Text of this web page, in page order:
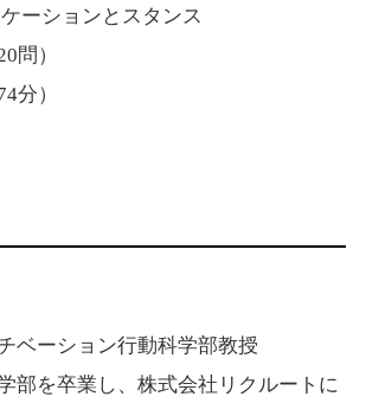
ーションとスタンス
問）
分）
ベーション行動科学部教授
部を卒業し、株式会社リクルートに